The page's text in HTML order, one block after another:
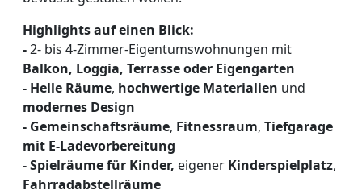
Highlights auf einen Blick:
-2- bis 4-Zimmer-Eigentumswohnungen mit
Balkon, Loggia, Terrasse oder Eigengarten
- Helle Räume, hochwertige Materialien und
modernes Design
- Gemeinschaftsräume, Fitnessraum, Tiefgarage
mit E-Ladevorbereitung
- Spielräume für Kinder, eigener Kinderspielplatz,
Fahrradabstellräume